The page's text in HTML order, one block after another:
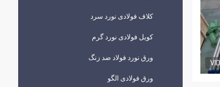
کلاف فولادی نورد سرد
کویل فولادی نورد گرم
ورق نورد فولاد ضد زنگ
ورق فولادی الگو